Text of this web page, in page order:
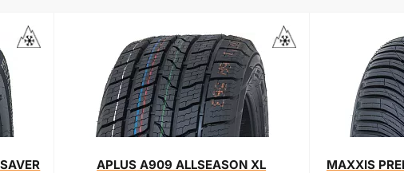
APLUS A909 ALLSEASON XL MAXXIS